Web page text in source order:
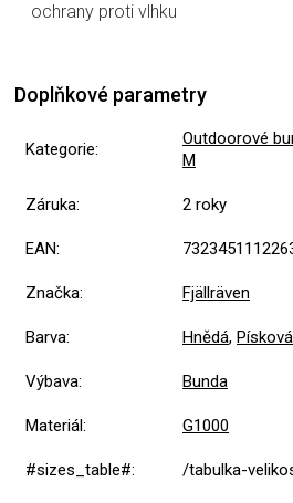
ochrany proti vlhku
Doplňkové parametry
Kategorie:
Outdoorové
M
Záruka: 2 roky
EAN:
Značka: Fjällräven
Barva: Hnědá, Písková
Výbava: Bunda
Materiál: G1000
#sizes_table#: /tabulka-